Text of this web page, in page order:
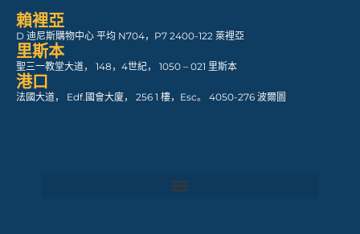
賴裡亞
D 迪尼斯購物中心 平均 N704，P7 2400-122 萊裡亞
里斯本
聖三一教堂大道， 148，4世紀， 1050 – 021 里斯本
港口
法國大道， Edf.國會大廈， 256 1 樓，Esc。 4050-276 波爾圖